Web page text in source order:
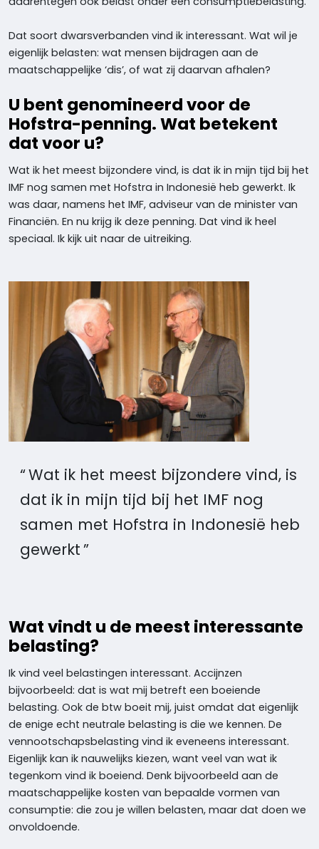
Dat soort dwarsverbanden vind ik interessant. Wat wil je
eigenlijk belasten: wat mensen bijdragen aan de
maatschappelijke ‘dis’, of wat zij daarvan afhalen?
U bent genomineerd voor de
Hofstra-penning. Wat betekent
dat voor u?
Wat ik het meest bijzondere vind, is dat ik in mijn tijd bij het
IMF nog samen met Hofstra in Indonesië heb gewerkt. Ik
was daar, namens het IMF, adviseur van de minister van
Financiën. En nu krijg ik deze penning. Dat vind ik heel
speciaal. Ik kijk uit naar de uitreiking.
Wat ik het meest bijzondere vind, is
dat ik in mijn tijd bij het IMF nog
samen met Hofstra in Indonesië heb
gewerkt
Wat vindt u de meest interessante
belasting?
Ik vind veel belastingen interessant. Accijnzen
bijvoorbeeld: dat is wat mij betreft een boeiende
belasting. Ook de btw boeit mij, juist omdat dat eigenlijk
de enige echt neutrale belasting is die we kennen. De
vennootschapsbelasting vind ik eveneens interessant.
Eigenlijk kan ik nauwelijks kiezen, want veel van wat ik
tegenkom vind ik boeiend. Denk bijvoorbeeld aan de
maatschappelijke kosten van bepaalde vormen van
consumptie: die zou je willen belasten, maar dat doen we
onvoldoende.